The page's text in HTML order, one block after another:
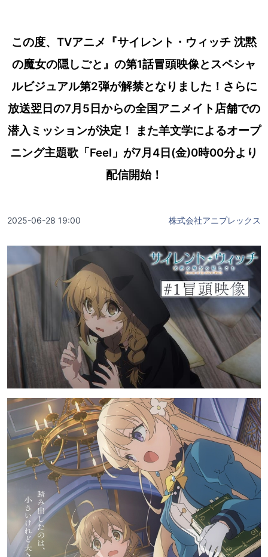
この度、TVアニメ『サイレント・ウィッチ 沈黙
の魔女の隠しごと』の第1話冒頭映像とスペシャ
ルビジュアル第2弾が解禁となりました！さらに
放送翌日の7月5日からの全国アニメイト店舗での
潜入ミッションが決定！ また羊文学によるオープ
ニング主題歌「Feel」が7月4日(金)0時00分より
配信開始！
2025-06-28 19:00 株式会社アニプレックス